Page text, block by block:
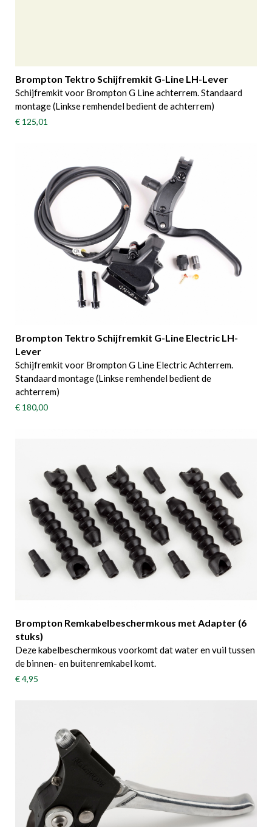
Brompton Tektro Schijfremkit G-Line LH-Lever
Schijfremkit voor Brompton G Line achterrem. Standaard
montage (Linkse remhendel bedient de achterrem)
€ 125,01
Brompton Tektro Schijfremkit G-Line Electric LH-
Lever
Schijfremkit voor Brompton G Line Electric Achterrem.
Standaard montage (Linkse remhendel bedient de
achterrem)
€ 180,00
Brompton Remkabelbeschermkous met Adapter (6
stuks)
Deze kabelbeschermkous voorkomt dat water en vuil tussen
de binnen- en buitenremkabel komt.
€ 4,95